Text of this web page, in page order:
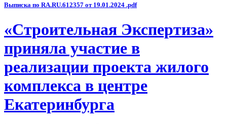
Выписка по RA.RU.612357 от 19.01.2024 .pdf
«Строительная Экспертиза»
приняла участие в
реализации проекта жилого
комплекса в центре
Екатеринбурга